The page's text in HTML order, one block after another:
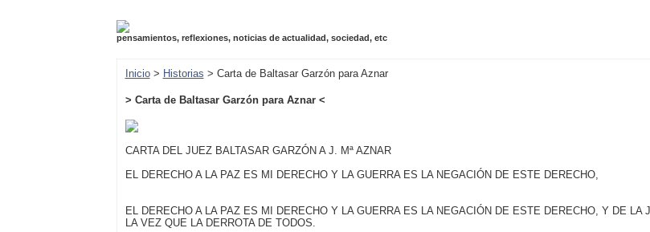
pensamientos, reflexiones, noticias de actualidad, sociedad, etc
Inicio> Historias > Carta de Baltasar Garzón para Aznar
> Carta de Baltasar Garzón para Aznar <
CARTA DEL JUEZ BALTASAR GARZÓN A J. Mª AZNAR
EL DERECHO A LA PAZ ES MI DERECHO Y LA GUERRA ES LA NEGACIÓN DE ESTE DERECHO,
EL DERECHO A LA PAZ ES MI DERECHO Y LA GUERRA ES LA NEGACIÓN DE ESTE DERECHO, Y DE LA
LA VEZ QUE LA DERROTA DE TODOS.